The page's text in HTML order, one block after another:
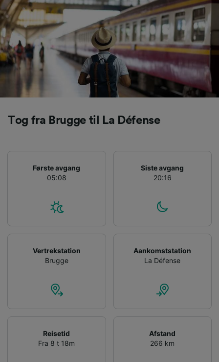
Tog fra Brugge til La Défense
Første avgang
05:08
Siste avgang
20:16
Vertrekstation
Brugge
Aankomststation
La Défense
Reisetid
Fra 8 t 18m
Afstand
266 km